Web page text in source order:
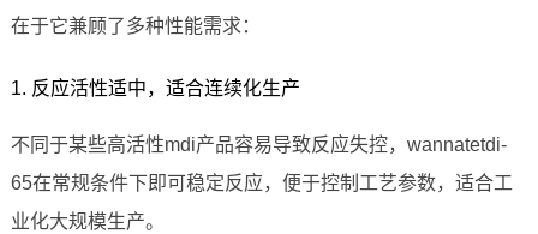
在于它兼顾了多种性能需求：
1. 反应活性适中，适合连续化生产
不同于某些高活性mdi产品容易导致反应失控，wannatetdi-
65在常规条件下即可稳定反应，便于控制工艺参数，适合工
业化大规模生产。